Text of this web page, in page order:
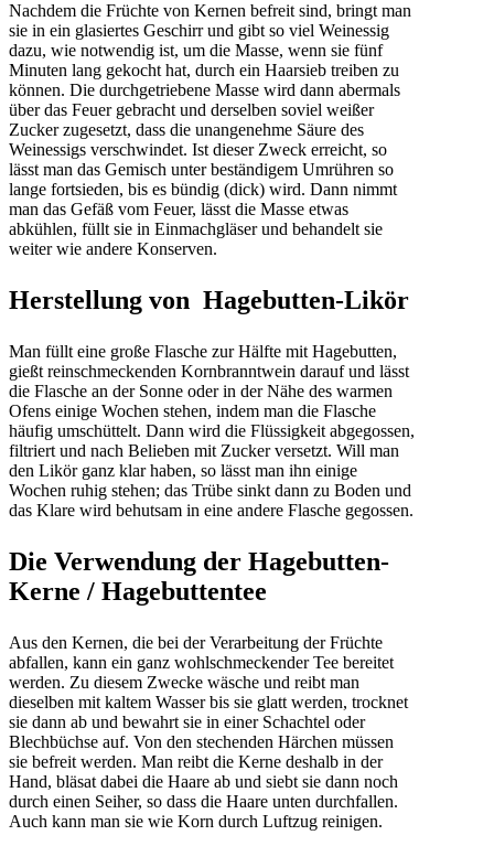
Nachdem die Früchte von Kernen befreit sind, bringt man
sie in ein glasiertes Geschirr und gibt so viel Weinessig
dazu, wie notwendig ist, um die Masse, wenn sie fünf
Minuten lang gekocht hat, durch ein Haarsieb treiben zu
können. Die durchgetriebene Masse wird dann abermals
über das Feuer gebracht und derselben soviel weißer
Zucker zugesetzt, dass die unangenehme Säure des
Weinessigs verschwindet. Ist dieser Zweck erreicht, so
lässt man das Gemisch unter beständigem Umrühren so
lange fortsieden, bis es bündig (dick) wird. Dann nimmt
man das Gefäß vom Feuer, lässt die Masse etwas
abkühlen, füllt sie in Einmachgläser und behandelt sie
weiter wie andere Konserven.
Herstellung von Hagebutten-Likör
Man füllt eine große Flasche zur Hälfte mit Hagebutten,
gießt reinschmeckenden Kornbranntwein darauf und lässt
die Flasche an der Sonne oder in der Nähe des warmen
Ofens einige Wochen stehen, indem man die Flasche
häufig umschüttelt. Dann wird die Flüssigkeit abgegossen,
filtriert und nach Belieben mit Zucker versetzt. Will man
den Likör ganz klar haben, so lässt man ihn einige
Wochen ruhig stehen; das Trübe sinkt dann zu Boden und
das Klare wird behutsam in eine andere Flasche gegossen.
Die Verwendung der Hagebutten-
Kerne / Hagebuttentee
Aus den Kernen, die bei der Verarbeitung der Früchte
abfallen, kann ein ganz wohlschmeckender Tee bereitet
werden. Zu diesem Zwecke wäsche und reibt man
dieselben mit kaltem Wasser bis sie glatt werden, trocknet
sie dann ab und bewahrt sie in einer Schachtel oder
Blechbüchse auf. Von den stechenden Härchen müssen
sie befreit werden. Man reibt die Kerne deshalb in der
Hand, bläsat dabei die Haare ab und siebt sie dann noch
durch einen Seiher, so dass die Haare unten durchfallen.
Auch kann man sie wie Korn durch Luftzug reinigen.